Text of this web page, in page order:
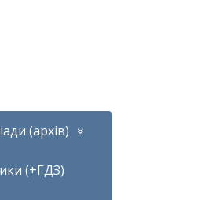
(архів)
(+ГДЗ)